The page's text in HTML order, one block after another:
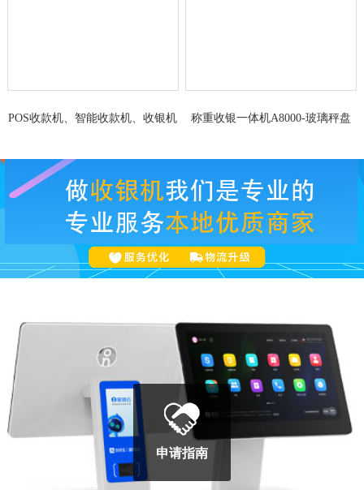
POS收款机、智能收款机、收银机
称重收银一体机A8000-玻璃秤盘
申请指南